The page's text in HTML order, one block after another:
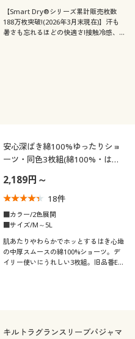
【Smart Dry®シリーズ累計販売枚数
188万枚突破!(2026年3月末現在)】汗も
暑さも忘れるほどの快適さ!接触冷感、
安心深ばき綿100%ゆったりショ
ーツ・同色3枚組(綿100%・はき
2,189円～
18件
■カラー/2色展開
■サイズ/M～5L
肌あたりやわらかでホッとするはき心地
の中厚スムースの綿100%ショーツ。デ
イリー使いにうれしい3枚組。旧品番EF-
キルトラグランスリーブパジャマ